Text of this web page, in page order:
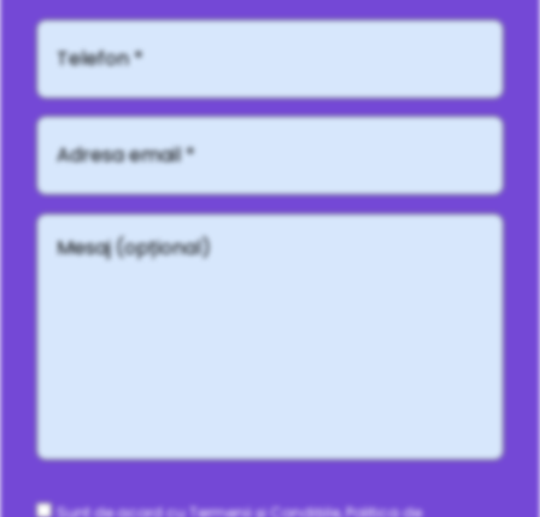
Mesaj
(opțional)
Telefon*
Adresă
email
Consent
Sunt de acord cu Termenii și Condițiile, Politica de